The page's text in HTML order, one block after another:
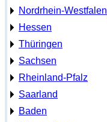
Nordrhein-Westfalen
Hessen
Thüringen
Sachsen
Rheinland-Pfalz
Saarland
Baden